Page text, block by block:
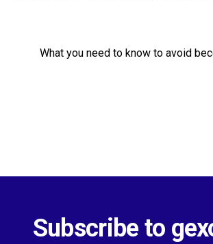
What you need to know to avoid
Subscribe to